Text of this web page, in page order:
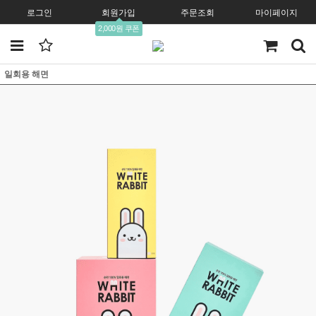
로그인 회원가입
2,000원 쿠폰
주문조회 마이페이지
일회용 해면